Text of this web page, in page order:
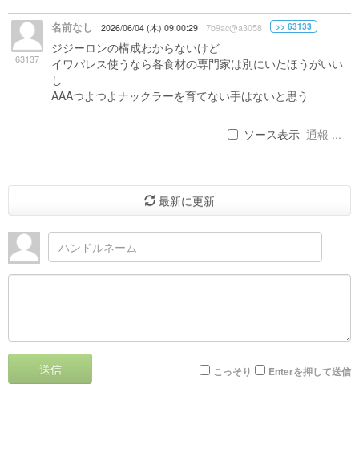
63137
名前なし 2026/06/04 (木) 09:00:29 7b9ac@a3058 >> 63133
ジジーロンの構成わからないけど
イワパレス使うなら各食材の専門家は別にいたほうがいい
し
AAAつよつよナックラーを育てない手はないと思う
ソース表示 通報 ...
最新に更新
送信 こっそり Enterを押して送信